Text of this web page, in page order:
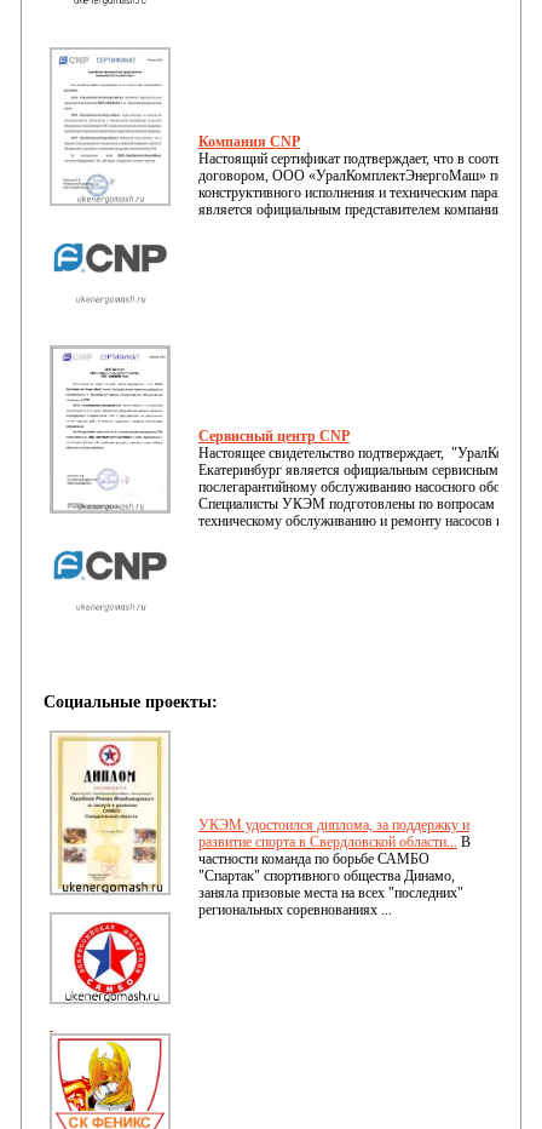
Компания CNP
Настоящий сертификат подтверждает, что в
договором, ООО «УралКомплектЭнергоМаш»
конструктивного исполнения и техническим
является официальным представителем компании CNP.
Сервисный центр CNP
Настоящее свидетельство подтверждает,
Екатеринбург является официальным сервисным
послегарантийному обслуживанию насосного
Специалисты УКЭМ подготовлены по вопросам
техническому обслуживанию и ремонту насосов и
Социальные проекты:
УКЭМ удостоился диплома, за поддержку и
развитие спорта в Свердловской области... В
частности команда по борьбе САМБО
"Спартак" спортивного общества Динамо,
заняла призовые места на всех "последних"
региональных соревнованиях ...